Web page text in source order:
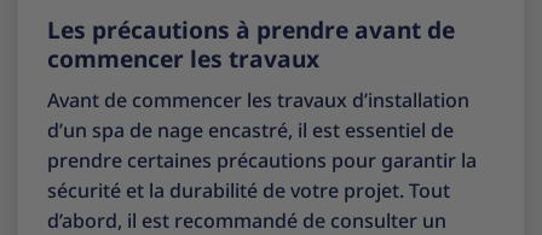
Les précautions à prendre avant de
commencer les travaux
Avant de commencer les travaux d’installation
d’un spa de nage encastré, il est essentiel de
prendre certaines précautions pour garantir la
sécurité et la durabilité de votre projet. Tout
d’abord, il est recommandé de consulter un